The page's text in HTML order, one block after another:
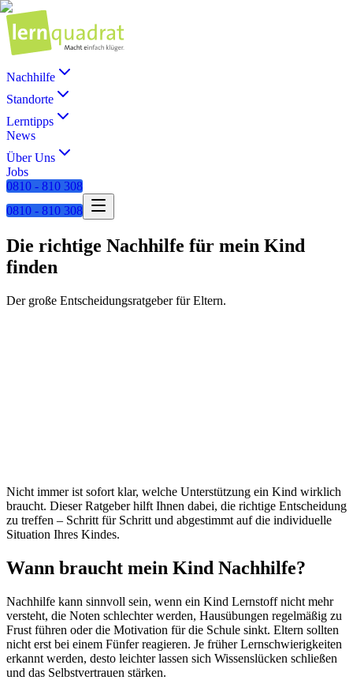
Nachhilfe
Standorte
Lerntipps
News
Über Uns
Jobs
0810 - 810 308
0810 - 810 308
Die richtige Nachhilfe für mein Kind
finden
Der große Entscheidungsratgeber für Eltern.
Nicht immer ist sofort klar, welche Unterstützung ein Kind wirklich
braucht. Dieser Ratgeber hilft Ihnen dabei, die richtige Entscheidung
zu treffen – Schritt für Schritt und abgestimmt auf die individuelle
Situation Ihres Kindes.
Wann braucht mein Kind Nachhilfe?
Nachhilfe kann sinnvoll sein, wenn ein Kind Lernstoff nicht mehr
versteht, die Noten schlechter werden, Hausübungen regelmäßig zu
Frust führen oder die Motivation für die Schule sinkt. Eltern sollten
nicht erst bei einem Fünfer reagieren. Je früher Lernschwierigkeiten
erkannt werden, desto leichter lassen sich Wissenslücken schließen
und das Selbstvertrauen stärken.